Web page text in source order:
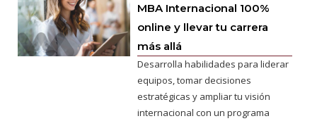
MBA Internacional 100%
online y llevar tu carrera
más allá
Desarrolla habilidades para liderar
equipos, tomar decisiones
estratégicas y ampliar tu visión
internacional con un programa